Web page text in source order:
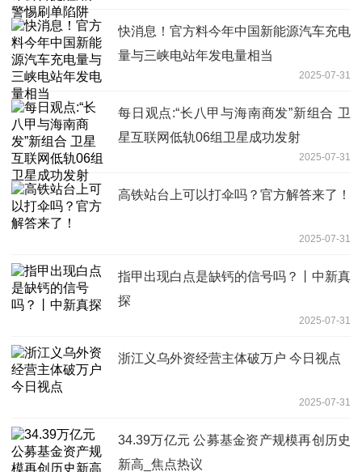
快消息！官方料今年中国新能源汽车充电
量与三峡电站年发电量相当
2025-07-31
每日观点:“长八甲与海南商发”新组合 卫
星互联网低轨06组卫星成功发射
2025-07-31
高铁站台上可以打伞吗？官方解答来了！
2025-07-31
指甲出现白点是缺钙的信号吗？丨中新真
探
2025-07-31
浙江义乌外资经营主体破万户 今日视点
2025-07-31
34.39万亿元 公募基金资产规模再创历史
新高_焦点热议